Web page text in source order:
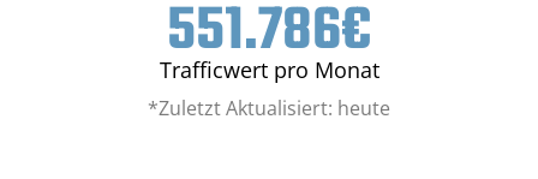
Trafficwert pro Monat
551.786€
*Zuletzt Aktualisiert: heute